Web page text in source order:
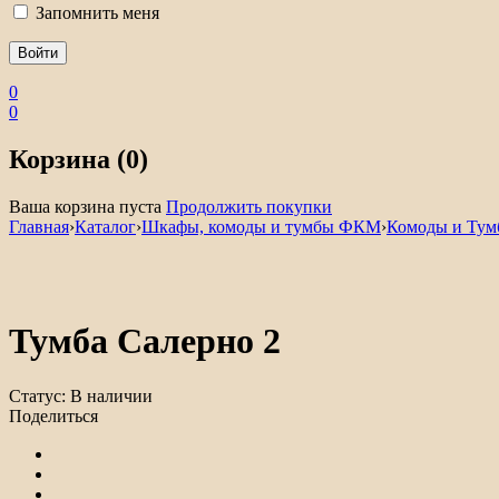
Запомнить меня
0
0
Корзина (0)
Ваша корзина пуста Продолжить покупки
Главная›Каталог›Шкафы, комоды и тумбы ФКМ›Комоды и
Тумба Салерно 2
Статус: В наличии
Поделиться